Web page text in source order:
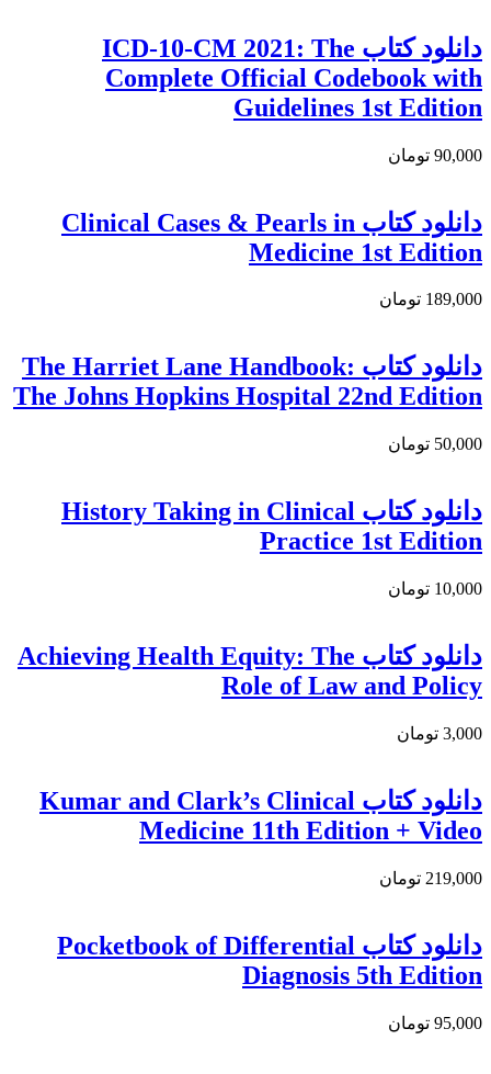
دانلود كتاب ICD-10-CM 2021: The
Complete Official Codebook with
Guidelines 1st Edition
90,000 تومان
دانلود کتاب Clinical Cases & Pearls in
Medicine 1st Edition
189,000 تومان
دانلود کتاب The Harriet Lane Handbook:
The Johns Hopkins Hospital 22nd Edition
50,000 تومان
دانلود کتاب History Taking in Clinical
Practice 1st Edition
10,000 تومان
دانلود کتاب Achieving Health Equity: The
Role of Law and Policy
3,000 تومان
دانلود کتاب Kumar and Clark’s Clinical
Medicine 11th Edition + Video
219,000 تومان
دانلود كتاب Pocketbook of Differential
Diagnosis 5th Edition
95,000 تومان